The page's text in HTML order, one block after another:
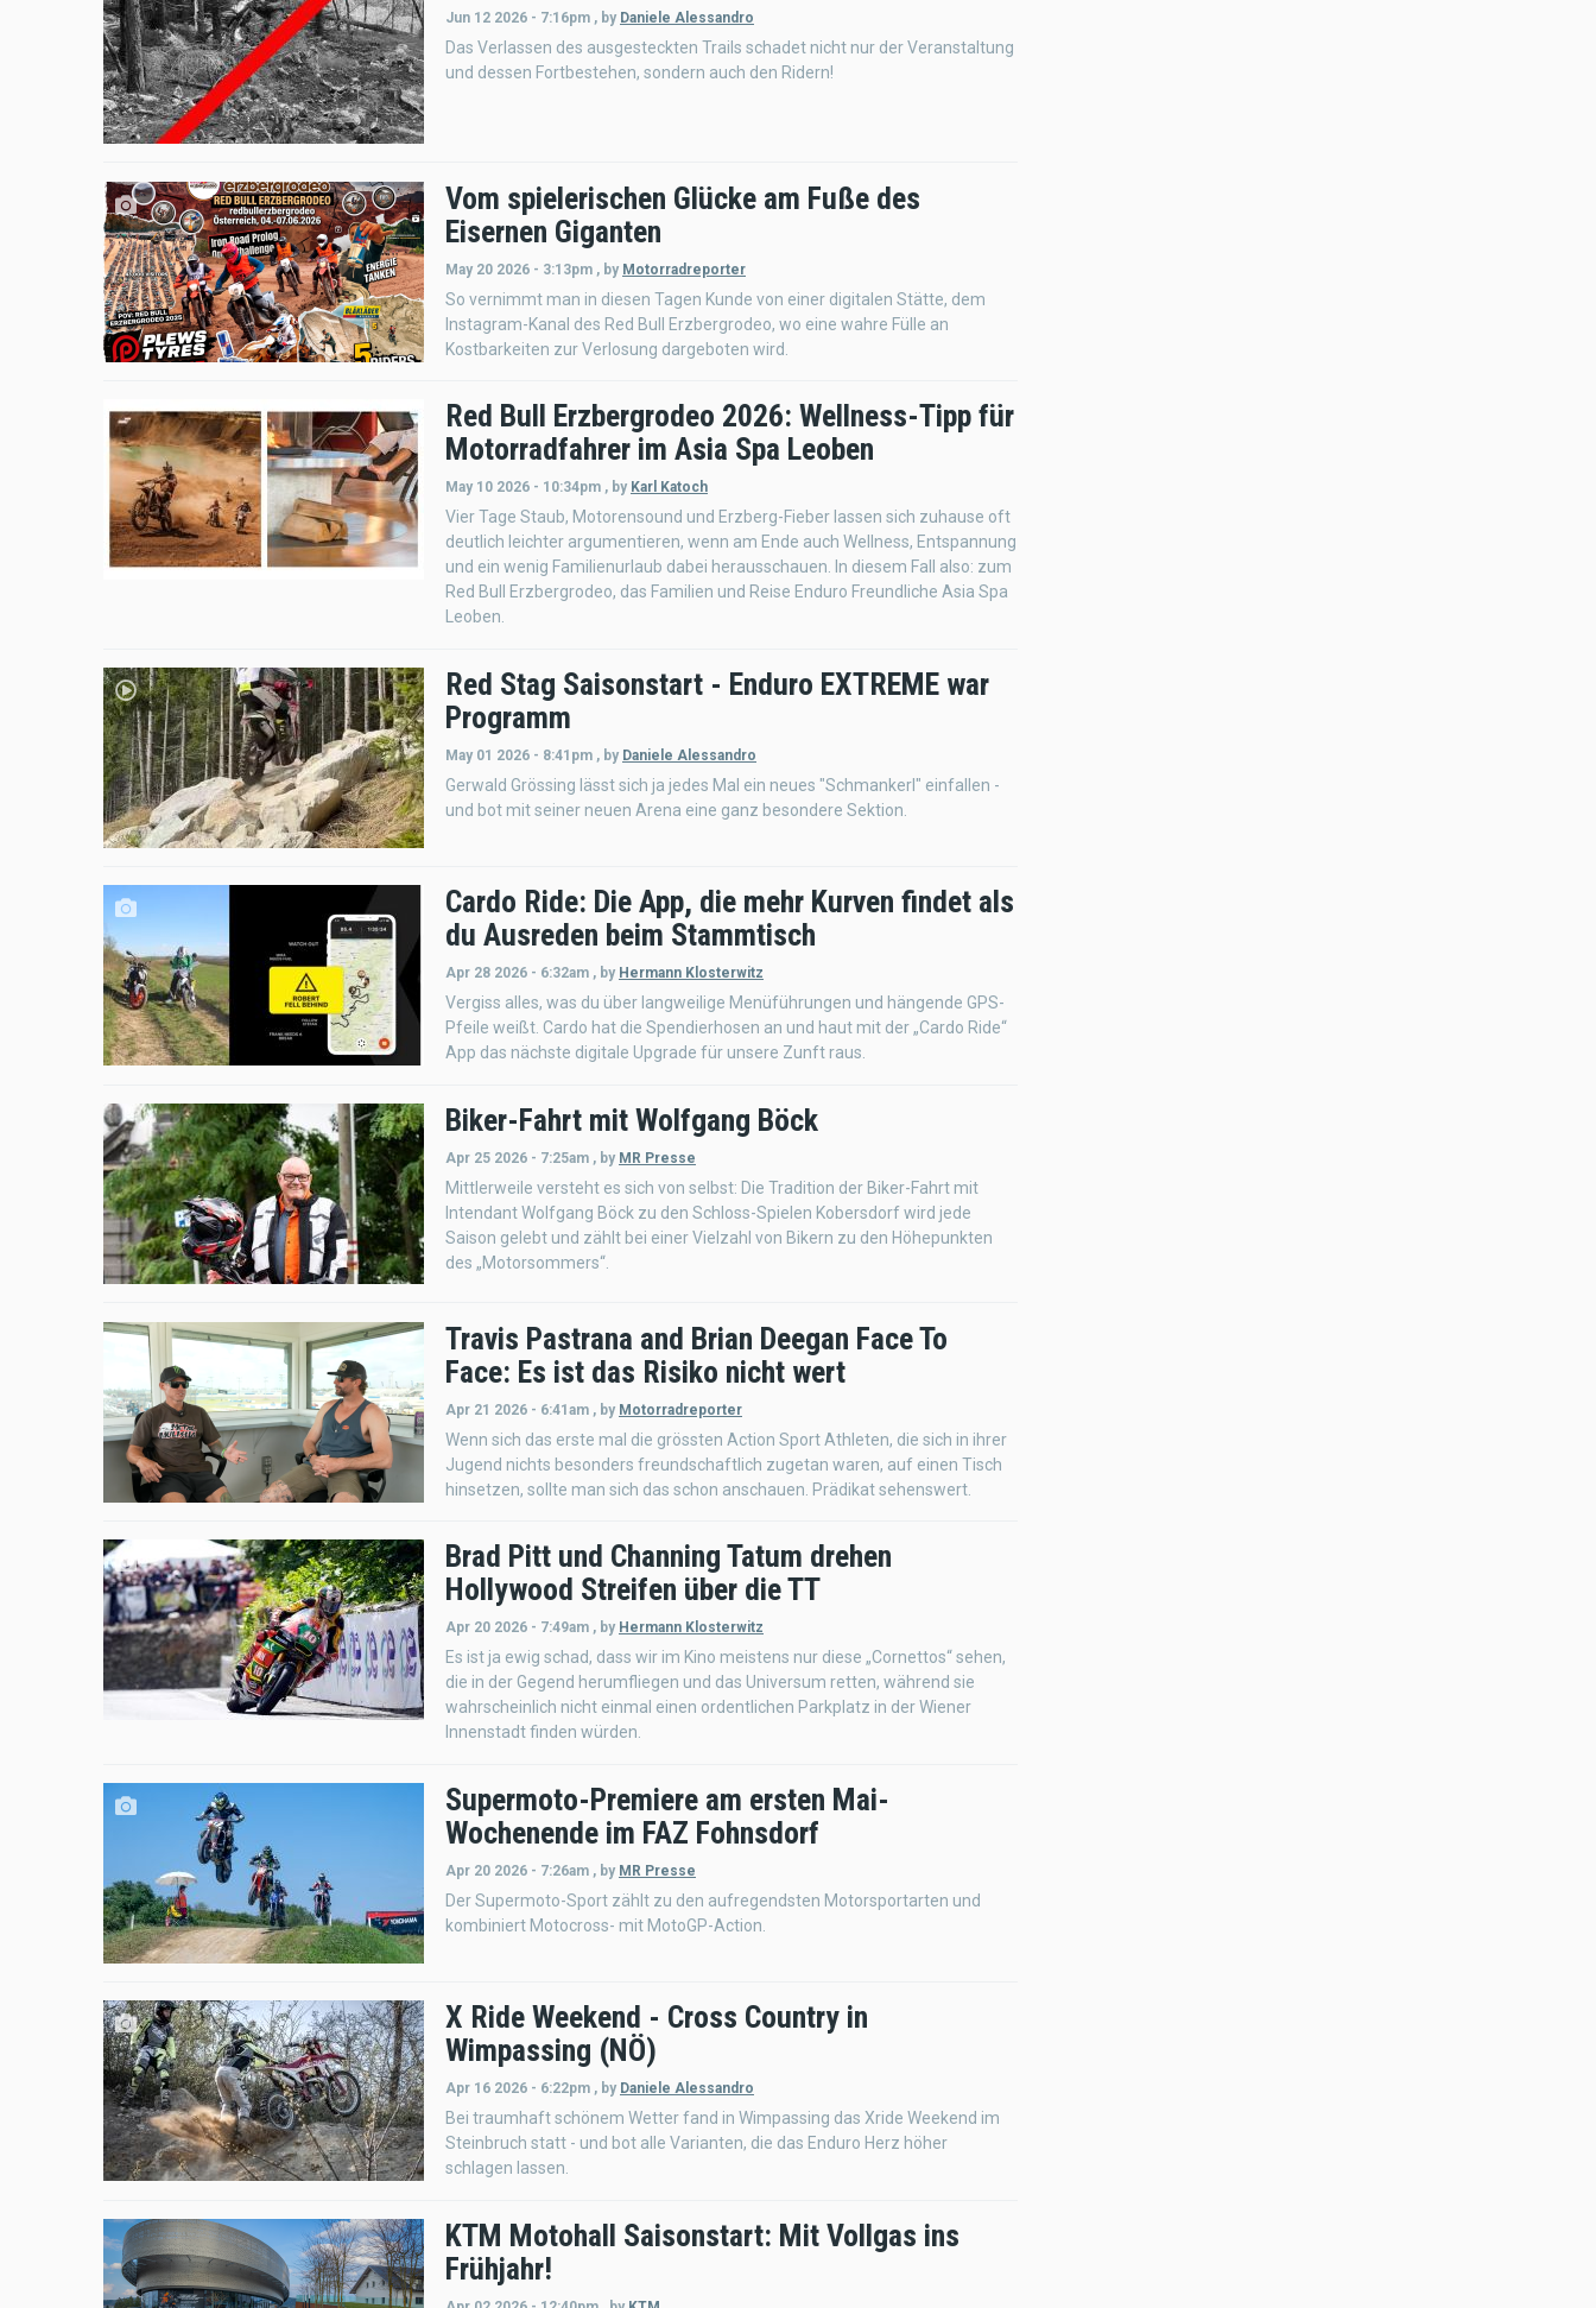
Jun 12 2026 - 7:16pm , by Daniele Alessandro
Das Verlassen des ausgesteckten Trails schadet nicht nur der Veranstaltung
und dessen Fortbestehen, sondern auch den Ridern!
Vom spielerischen Glücke am Fuße des
Eisernen Giganten
May 20 2026 - 3:13pm , by Motorradreporter
So vernimmt man in diesen Tagen Kunde von einer digitalen Stätte, dem
Instagram-Kanal des Red Bull Erzbergrodeo, wo eine wahre Fülle an
Kostbarkeiten zur Verlosung dargeboten wird.
Red Bull Erzbergrodeo 2026: Wellness-Tipp für
Motorradfahrer im Asia Spa Leoben
May 10 2026 - 10:34pm , by Karl Katoch
Vier Tage Staub, Motorensound und Erzberg-Fieber lassen sich zuhause oft
deutlich leichter argumentieren, wenn am Ende auch Wellness, Entspannung
und ein wenig Familienurlaub dabei herausschauen. In diesem Fall also: zum
Red Bull Erzbergrodeo, das Familien und Reise Enduro Freundliche Asia Spa
Leoben.
Red Stag Saisonstart - Enduro EXTREME war
Programm
May 01 2026 - 8:41pm , by Daniele Alessandro
Gerwald Grössing lässt sich ja jedes Mal ein neues "Schmankerl" einfallen -
und bot mit seiner neuen Arena eine ganz besondere Sektion.
Cardo Ride: Die App, die mehr Kurven findet als
du Ausreden beim Stammtisch
Apr 28 2026 - 6:32am , by Hermann Klosterwitz
Vergiss alles, was du über langweilige Menüführungen und hängende GPS-
Pfeile weißt. Cardo hat die Spendierhosen an und haut mit der „Cardo Ride“
App das nächste digitale Upgrade für unsere Zunft raus.
Biker-Fahrt mit Wolfgang Böck
Apr 25 2026 - 7:25am , by MR Presse
Mittlerweile versteht es sich von selbst: Die Tradition der Biker-Fahrt mit
Intendant Wolfgang Böck zu den Schloss-Spielen Kobersdorf wird jede
Saison gelebt und zählt bei einer Vielzahl von Bikern zu den Höhepunkten
des „Motorsommers“.
Travis Pastrana and Brian Deegan Face To
Face: Es ist das Risiko nicht wert
Apr 21 2026 - 6:41am , by Motorradreporter
Wenn sich das erste mal die grössten Action Sport Athleten, die sich in ihrer
Jugend nichts besonders freundschaftlich zugetan waren, auf einen Tisch
hinsetzen, sollte man sich das schon anschauen. Prädikat sehenswert.
Brad Pitt und Channing Tatum drehen
Hollywood Streifen über die TT
Apr 20 2026 - 7:49am , by Hermann Klosterwitz
Es ist ja ewig schad, dass wir im Kino meistens nur diese „Cornettos“ sehen,
die in der Gegend herumfliegen und das Universum retten, während sie
wahrscheinlich nicht einmal einen ordentlichen Parkplatz in der Wiener
Innenstadt finden würden.
Supermoto-Premiere am ersten Mai-
Wochenende im FAZ Fohnsdorf
Apr 20 2026 - 7:26am , by MR Presse
Der Supermoto-Sport zählt zu den aufregendsten Motorsportarten und
kombiniert Motocross- mit MotoGP-Action.
X Ride Weekend - Cross Country in
Wimpassing (NÖ)
Apr 16 2026 - 6:22pm , by Daniele Alessandro
Bei traumhaft schönem Wetter fand in Wimpassing das Xride Weekend im
Steinbruch statt - und bot alle Varianten, die das Enduro Herz höher
schlagen lassen.
KTM Motohall Saisonstart: Mit Vollgas ins
Frühjahr!